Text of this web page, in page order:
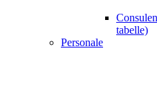
tabelle)
Personale